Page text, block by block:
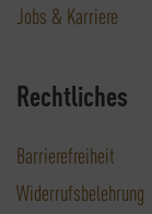
Jobs & Karriere
Rechtliches
Barrierefreiheit
Widerrufsbelehrung